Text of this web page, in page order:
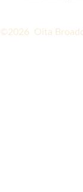
©2026 Oita